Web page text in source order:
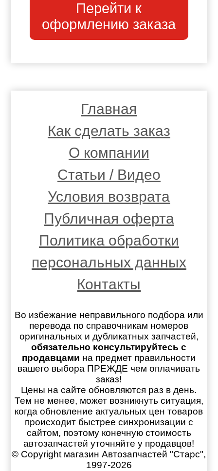
Перейти к
оформлению заказа
Главная
Как сделать заказ
О компании
Статьи / Видео
Условия возврата
Публичная оферта
Политика обработки
персональных данных
Контакты
Во избежание неправильного подбора или
перевода по справочникам номеров
оригинальных и дубликатных запчастей,
обязательно консультируйтесь с
продавцами на предмет правильности
вашего выбора ПРЕЖДЕ чем оплачивать
заказ!
Цены на сайте обновляются раз в день.
Тем не менее, может возникнуть ситуация,
когда обновление актуальных цен товаров
происходит быстрее синхронизации с
сайтом, поэтому конечную стоимость
автозапчастей уточняйте у продавцов!
© Copyright магазин Автозапчастей "Старс",
1997-2026